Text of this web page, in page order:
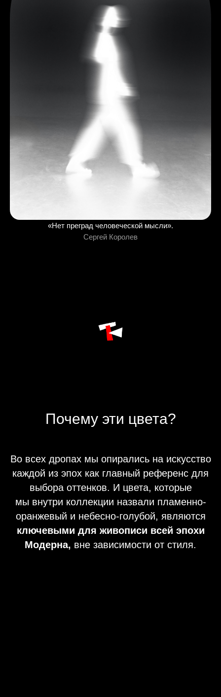
«Нет преград человеческой мысли».
Сергей Королев
Почему эти цвета?
Во всех дропах мы опирались на искусство
каждой из эпох как главный референс для
выбора оттенков. И цвета, которые
мы внутри коллекции назвали пламенно-
оранжевый и небесно-голубой, являются
ключевыми для живописи всей эпохи
Модерна, вне зависимости от стиля.